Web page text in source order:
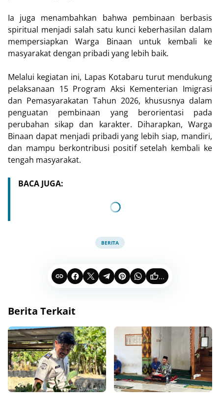
Ia juga menambahkan bahwa pembinaan berbasis
spiritual menjadi salah satu kunci keberhasilan dalam
mempersiapkan Warga Binaan untuk kembali ke
masyarakat dengan pribadi yang lebih baik.
Melalui kegiatan ini, Lapas Kotabaru turut mendukung
pelaksanaan 15 Program Aksi Kementerian Imigrasi
dan Pemasyarakatan Tahun 2026, khususnya dalam
penguatan pembinaan yang berorientasi pada
perubahan sikap dan karakter. Diharapkan, Warga
Binaan dapat menjadi pribadi yang lebih siap, mandiri,
dan mampu berkontribusi positif setelah kembali ke
tengah masyarakat.
BACA JUGA:
BERITA
...
Berita Terkait